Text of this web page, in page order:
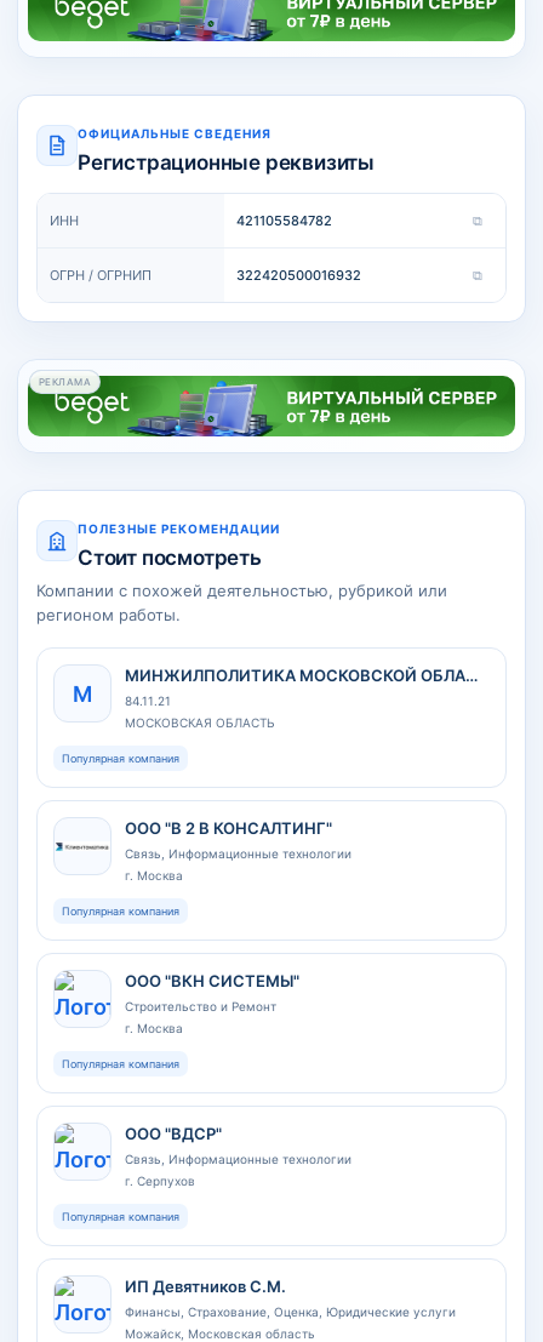
ОФИЦИАЛЬНЫЕ СВЕДЕНИЯ
Регистрационные реквизиты
ИНН 421105584782 ⧉
ОГРН / ОГРНИП 322420500016932 ⧉
РЕКЛАМА
ПОЛЕЗНЫЕ РЕКОМЕНДАЦИИ
Стоит посмотреть
Компании с похожей деятельностью, рубрикой или
регионом работы.
М
МИНЖИЛПОЛИТИКА МОСКОВСКОЙ ОБЛАСТИ
84.11.21
МОСКОВСКАЯ ОБЛАСТЬ
Популярная компания
ООО "В 2 В КОНСАЛТИНГ"
Связь, Информационные технологии
г. Москва
Популярная компания
ООО "ВКН СИСТЕМЫ"
Строительство и Ремонт
г. Москва
Популярная компания
ООО "ВДСР"
Связь, Информационные технологии
г. Серпухов
Популярная компания
ИП Девятников С.М.
Финансы, Страхование, Оценка, Юридические услуги
Можайск, Московская область